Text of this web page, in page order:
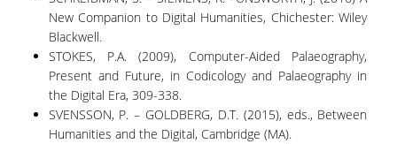
New Companion to Digital Humanities, Chichester: Wiley
Blackwell.
STOKES, P.A. (2009), Computer-Aided Palaeography,
Present and Future, in Codicology and Palaeography in
the Digital Era, 309-338.
SVENSSON, P. – GOLDBERG, D.T. (2015), eds., Between
Humanities and the Digital, Cambridge (MA).